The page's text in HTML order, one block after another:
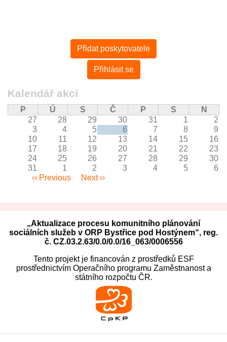
Přidat poskytovatele
Přihlásit se
Kalendář akcí
P Ú S Č P S
N
27
28 29 30 31 1
2
3
4 5 6 7 8
9
10
11 12 13 14 15
16
17
18 19 20 21 22
23
24
25 26 27 28 29
30
31
1 2 3 4 5
6
Pagination
‹‹ Previous Next ››
„Aktualizace procesu komunitního plánování
sociálních služeb v ORP Bystřice pod Hostýnem“, reg.
č. CZ.03.2.63/0.0/0.0/16_063/0006556
Tento projekt je financován z prostředků ESF
prostřednictvím Operačního programu Zaměstnanost a
státního rozpočtu ČR.